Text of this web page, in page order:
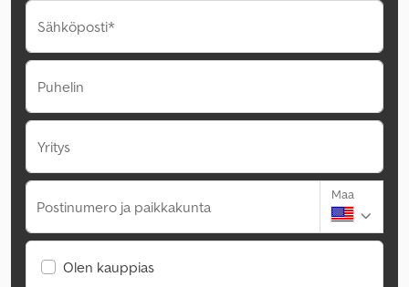
Sähköposti*
Puhelin
Yritys
Postinumero ja paikkakunta
Maa
Olen kauppias